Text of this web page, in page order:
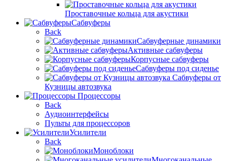
Проставочные кольца для акустики
Сабвуферы
Back
Сабвуферные динамики
Активные сабвуферы
Корпусные сабвуферы
Сабвуферы под сиденье
Сабвуферы от
Кузницы автозвука
Процессоры
Back
Аудиоинтерфейсы
Пульты для процессоров
Усилители
Back
Моноблоки